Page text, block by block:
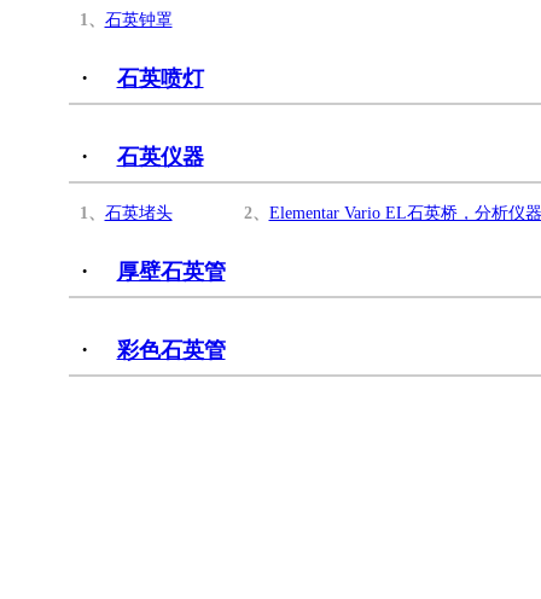
1、 石英钟罩
· 石英喷灯
· 石英仪器
1、 石英堵头 2、 Elementar Vario EL石英桥，分析仪
· 厚壁石英管
· 彩色石英管